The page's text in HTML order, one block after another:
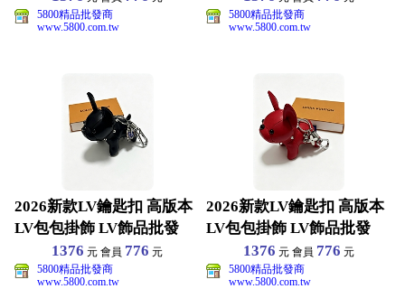
5800精品批發商
www.5800.com.tw
5800精品批發商
www.5800.com.tw
2026新款LV鑰匙扣 高版本
LV包包掛飾 LV飾品批發
1376 元 會員 776 元
5800精品批發商
www.5800.com.tw
2026新款LV鑰匙扣 高版本
LV包包掛飾 LV飾品批發
1376 元 會員 776 元
5800精品批發商
www.5800.com.tw